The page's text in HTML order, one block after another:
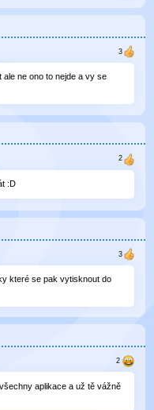
ale ne ono to nejde a vy se
:D
které se pak vytisknout do
aplikace a už tě vážně